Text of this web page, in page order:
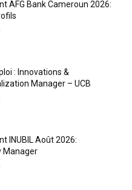
AFG Bank Cameroun 2026:
: Innovations &
Manager – UCB
INUBIL Août 2026:
Manager